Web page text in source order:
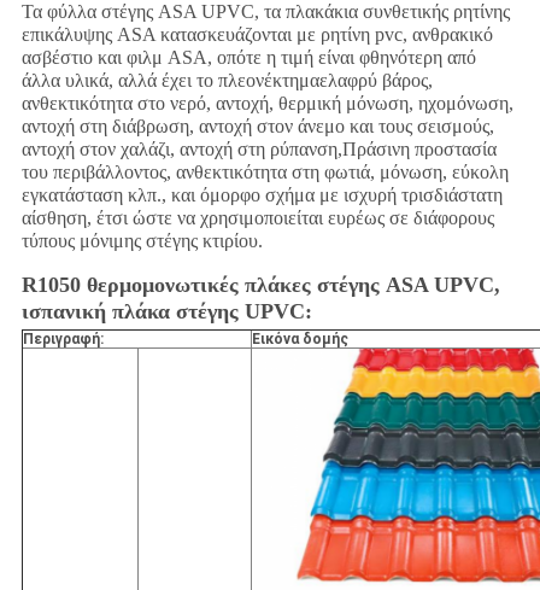
Τα φύλλα στέγης ASA UPVC, τα πλακάκια συνθετικής ρητίνης
επικάλυψης ASA κατασκευάζονται με ρητίνη pvc, ανθρακικό
ασβέστιο και φιλμ ASA, οπότε η τιμή είναι φθηνότερη από
άλλα υλικά, αλλά έχει το πλεονέκτημαελαφρύ βάρος,
ανθεκτικότητα στο νερό, αντοχή, θερμική μόνωση, ηχομόνωση,
αντοχή στη διάβρωση, αντοχή στον άνεμο και τους σεισμούς,
αντοχή στον χαλάζι, αντοχή στη ρύπανση,Πράσινη προστασία
του περιβάλλοντος, ανθεκτικότητα στη φωτιά, μόνωση, εύκολη
εγκατάσταση κλπ., και όμορφο σχήμα με ισχυρή τρισδιάστατη
αίσθηση, έτσι ώστε να χρησιμοποιείται ευρέως σε διάφορους
τύπους μόνιμης στέγης κτιρίου.
R1050 θερμομονωτικές πλάκες στέγης ASA UPVC,
ισπανική πλάκα στέγης UPVC:
Περιγραφή: Εικόνα δομής